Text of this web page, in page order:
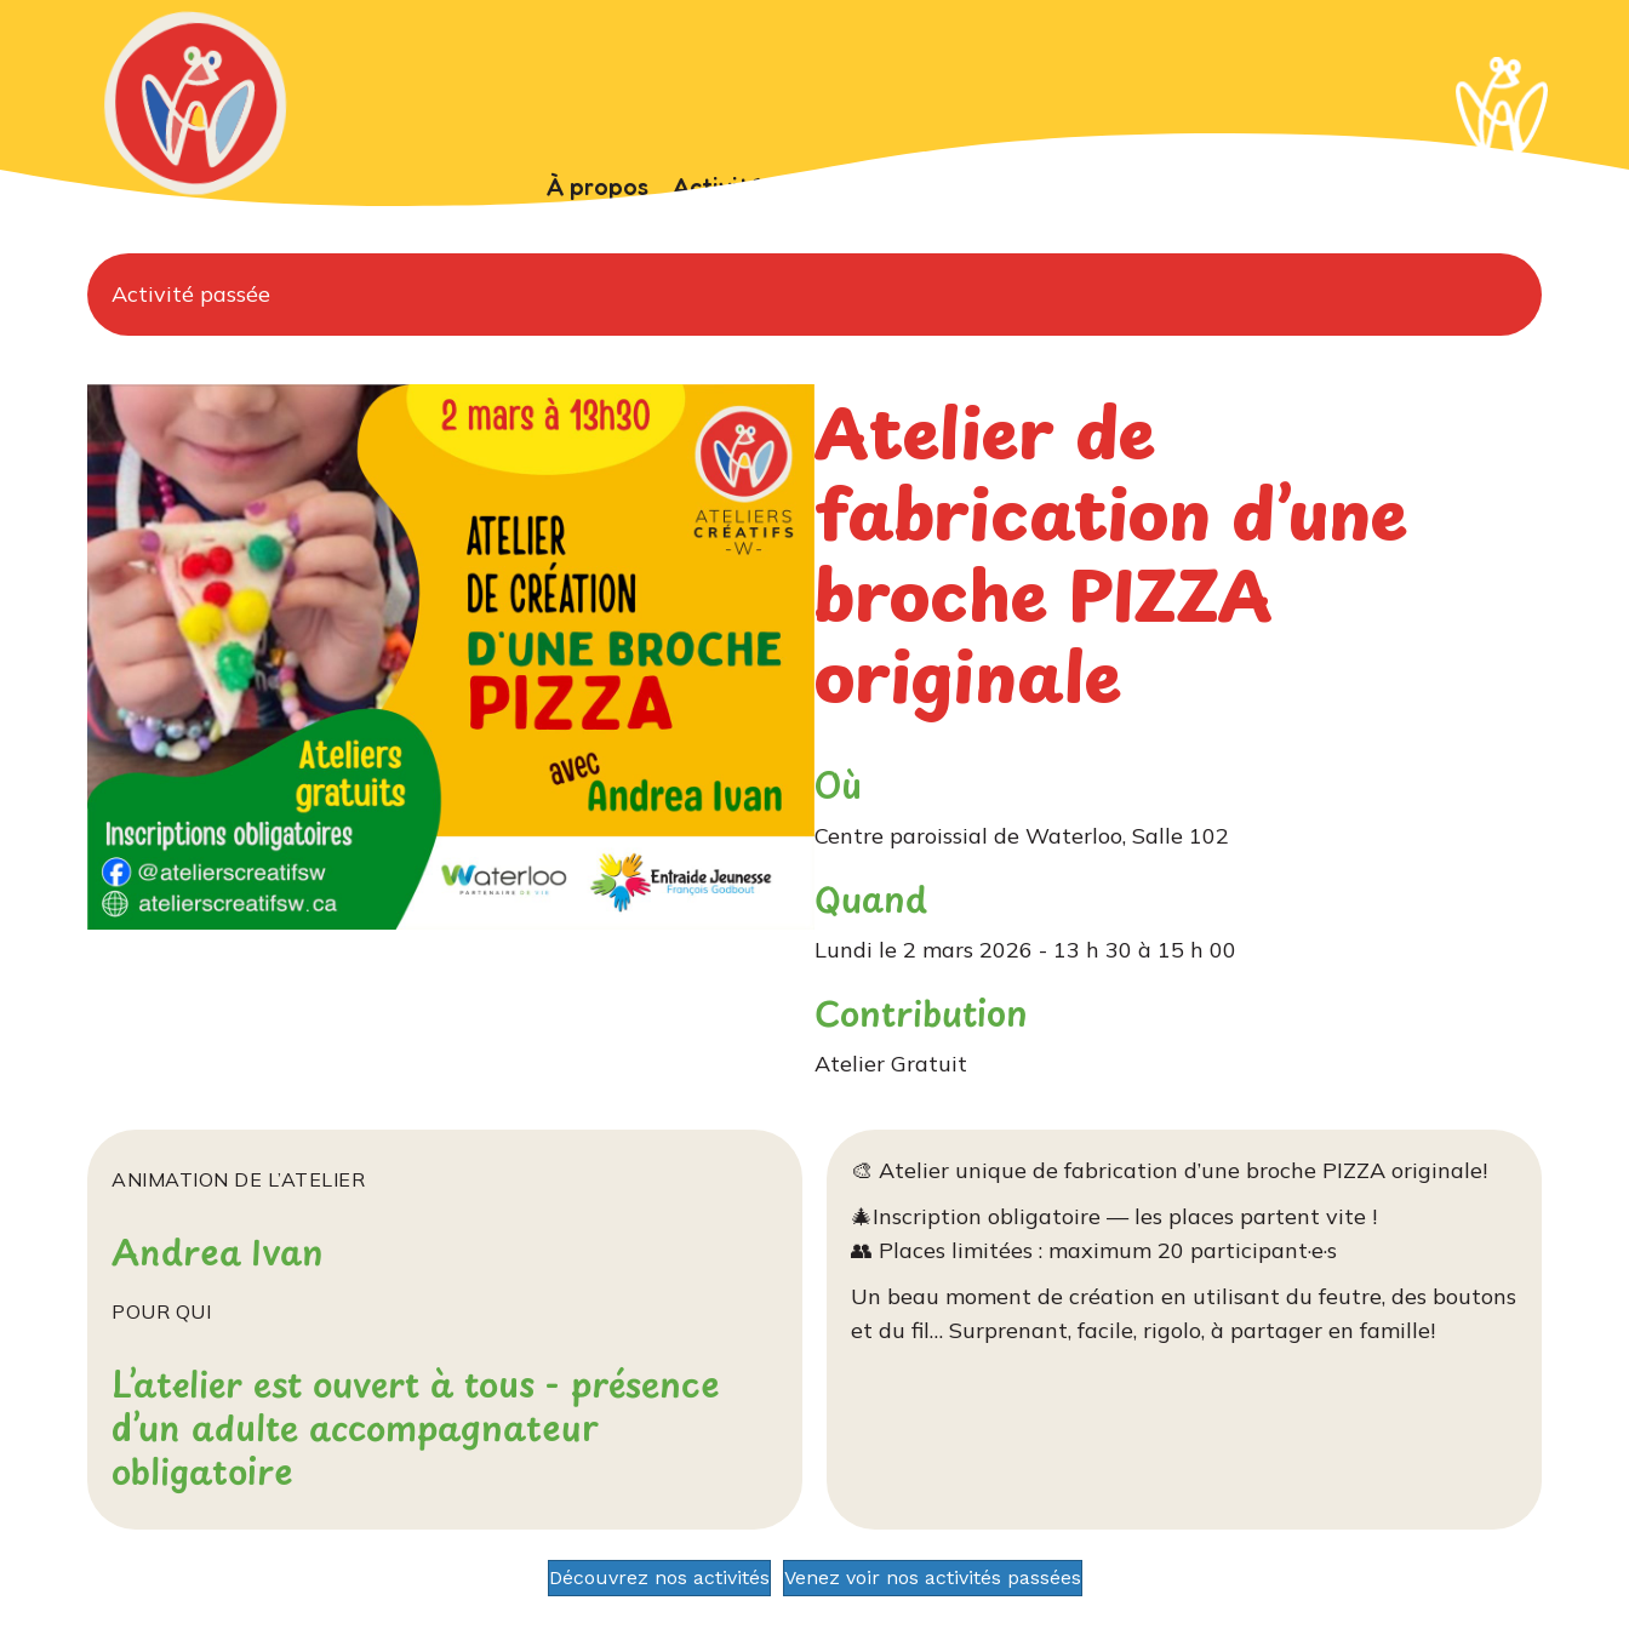
À propos Activités
Activité passée
Atelier de
fabrication d’une
broche PIZZA
originale
Où
Centre paroissial de Waterloo, Salle 102
Quand
Lundi le 2 mars 2026 - 13 h 30 à 15 h 00
Contribution
Atelier Gratuit
ANIMATION DE L’ATELIER
Andrea Ivan
POUR QUI
L’atelier est ouvert à tous - présence
d’un adulte accompagnateur
obligatoire
🎨 Atelier unique de fabrication d’une broche PIZZA originale!
🎄Inscription obligatoire — les places partent vite !
👥 Places limitées : maximum 20 participant·e·s
Un beau moment de création en utilisant du feutre, des boutons
et du fil… Surprenant, facile, rigolo, à partager en famille!
Découvrez nos activités Venez voir nos activités passées